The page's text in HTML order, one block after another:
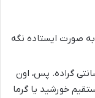
صورت ایستاده نگه
نگهداری، زیر ۲۵ درجه سانتی گراده. پس، اون
خورشید یا گرما